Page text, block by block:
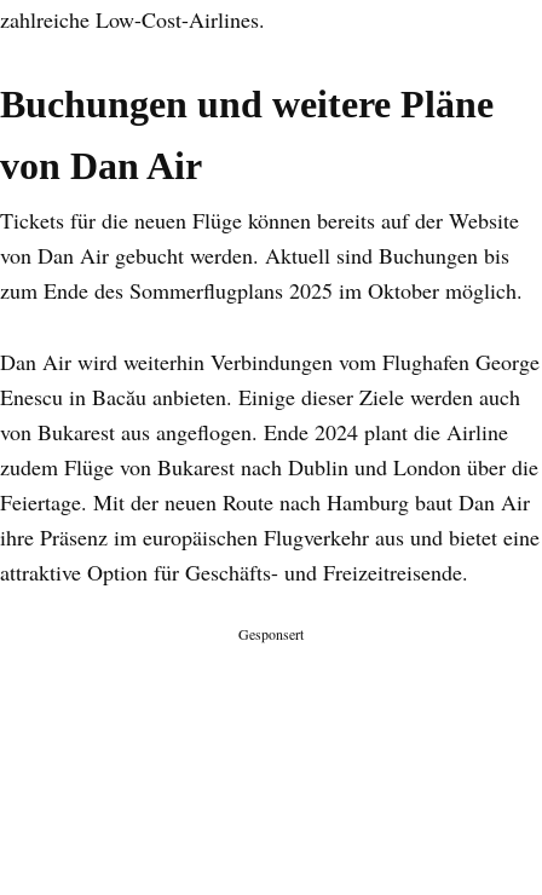
zahlreiche Low-Cost-Airlines.
Buchungen und weitere Pläne
von Dan Air
Tickets für die neuen Flüge können bereits auf der Website
von Dan Air gebucht werden. Aktuell sind Buchungen bis
zum Ende des Sommerflugplans 2025 im Oktober möglich.
Dan Air wird weiterhin Verbindungen vom Flughafen George
Enescu in Bacău anbieten. Einige dieser Ziele werden auch
von Bukarest aus angeflogen. Ende 2024 plant die Airline
zudem Flüge von Bukarest nach Dublin und London über die
Feiertage. Mit der neuen Route nach Hamburg baut Dan Air
ihre Präsenz im europäischen Flugverkehr aus und bietet eine
attraktive Option für Geschäfts- und Freizeitreisende.
Gesponsert